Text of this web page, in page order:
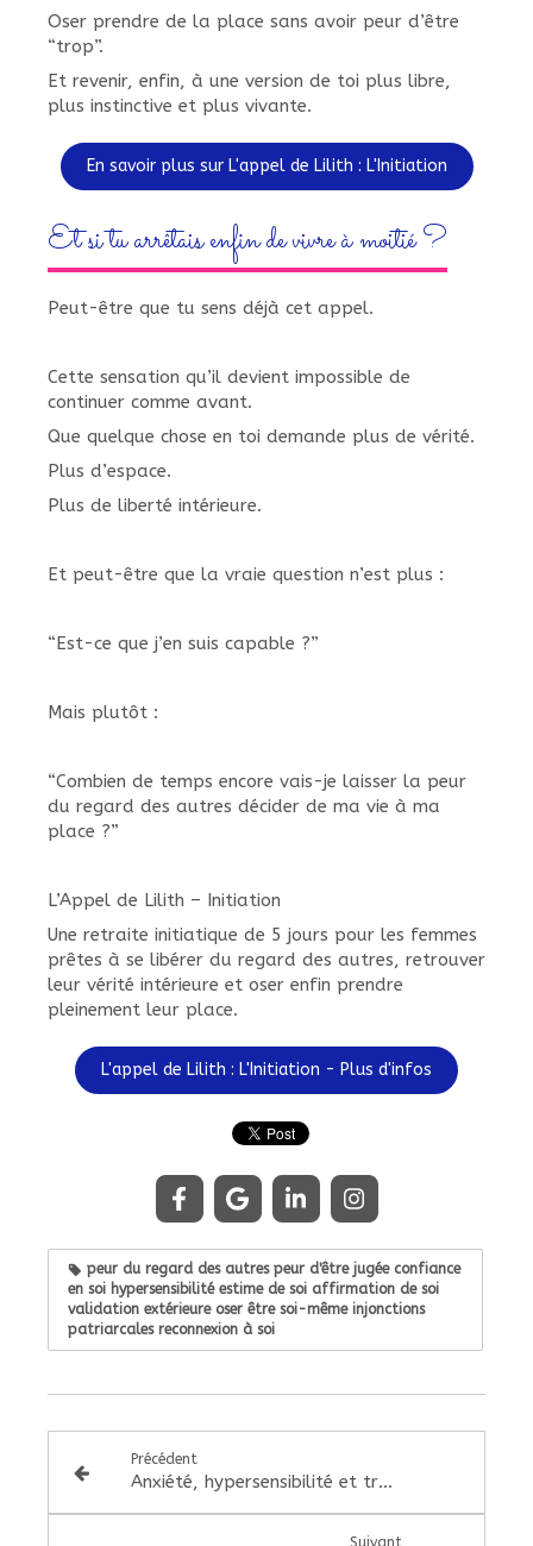
Oser prendre de la place sans avoir peur d’être
“trop”.
Et revenir, enfin, à une version de toi plus libre,
plus instinctive et plus vivante.
En savoir plus sur L'appel de Lilith : L'Initiation
Et si tu arrêtais enfin de vivre à moitié ?
Peut-être que tu sens déjà cet appel.
Cette sensation qu’il devient impossible de
continuer comme avant.
Que quelque chose en toi demande plus de vérité.
Plus d’espace.
Plus de liberté intérieure.
Et peut-être que la vraie question n’est plus :
“Est-ce que j’en suis capable ?”
Mais plutôt :
“Combien de temps encore vais-je laisser la peur
du regard des autres décider de ma vie à ma
place ?”
L’Appel de Lilith – Initiation
Une retraite initiatique de 5 jours pour les femmes
prêtes à se libérer du regard des autres, retrouver
leur vérité intérieure et oser enfin prendre
pleinement leur place.
L'appel de Lilith : L'Initiation - Plus d'infos
peur du regard des autres peur d'être jugée confiance
en soi hypersensibilité estime de soi affirmation de soi
validation extérieure oser être soi-même injonctions
patriarcales reconnexion à soi
Précédent
Anxiété, hypersensibilité et trauma : et si ton corps essayait simplement de te parler ?
Suivant